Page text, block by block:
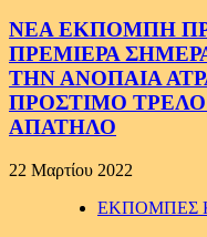
ΝΕΑ ΕΚΠΟΜΠΗ
ΠΡΕΜΙΕΡΑ
ΤΗΝ ΑΝΟΠΑΙΑ
ΠΡΟΣΤΙΜΟ
ΑΠΑΤΗΛΟ
22 Μαρτίου 2022
ΕΚΠΟΜΠΕΣ